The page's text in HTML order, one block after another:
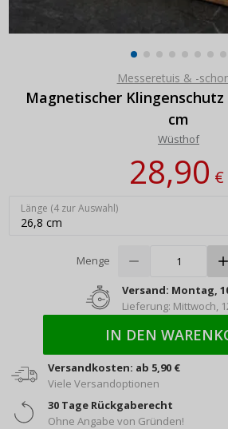
Messeretuis & -
Magnetischer Klingenschutz
cm
Wüsthof
28,90€
Länge (4 zur Auswahl)
26,8 cm
Menge
Versand: Montag,
Lieferung: Mittwoch,
IN DEN
Versandkosten: ab 5,90 €
Viele Versandoptionen
30 Tage Rückgaberecht
Ohne Angabe von Gründen!